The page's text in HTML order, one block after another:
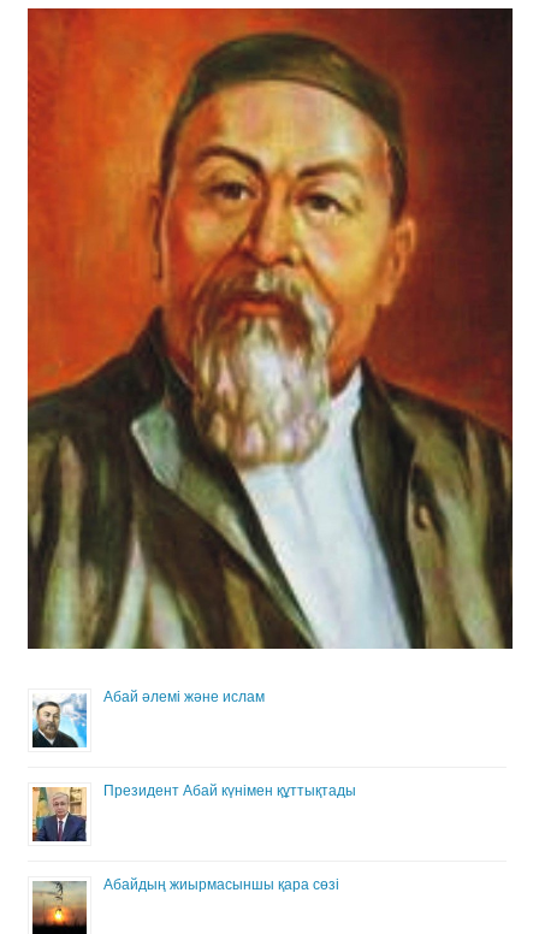
Абай әлемі және ислам
Президент Абай күнімен құттықтады
Абайдың жиырмасыншы қара сөзі